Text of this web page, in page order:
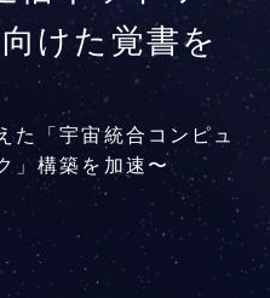
けた覚書を
た「宇宙統合コンピュ
」構築を加速〜